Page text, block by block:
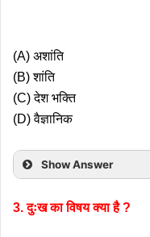
(A) अशांति
(B) शांति
(C) देश भक्ति
(D) वैज्ञानिक
Show Answer
2. देशों के बीच झगड़ों को
3. दुःख का विषय क्या है ?